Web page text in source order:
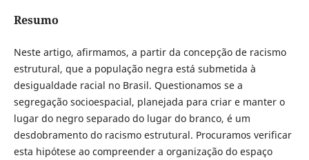
Resumo
Neste artigo, afirmamos, a partir da concepção de racismo
estrutural, que a população negra está submetida à
desigualdade racial no Brasil. Questionamos se a
segregação socioespacial, planejada para criar e manter o
lugar do negro separado do lugar do branco, é um
desdobramento do racismo estrutural. Procuramos verificar
esta hipótese ao compreender a organização do espaço